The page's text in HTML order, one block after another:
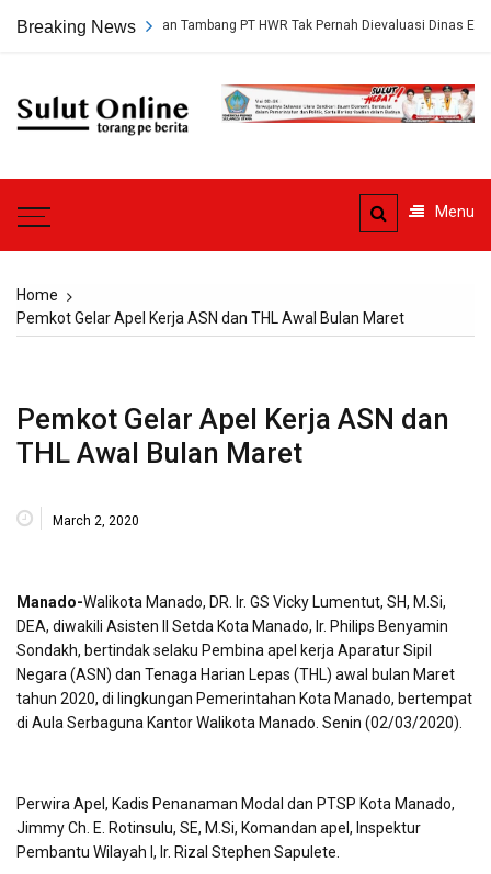
Breaking News
Persetujuan Tambang PT HWR Tak Pernah Dievaluasi Dinas ESDM
Sulut
Menu
Home
Pemkot Gelar Apel Kerja ASN dan THL Awal Bulan Maret
Pemkot Gelar Apel Kerja ASN dan
THL Awal Bulan Maret
March 2, 2020
Manado-Walikota Manado, DR. Ir. GS Vicky Lumentut, SH, M.Si,
DEA, diwakili Asisten II Setda Kota Manado, Ir. Philips Benyamin
Sondakh, bertindak selaku Pembina apel kerja Aparatur Sipil
Negara (ASN) dan Tenaga Harian Lepas (THL) awal bulan Maret
tahun 2020, di lingkungan Pemerintahan Kota Manado, bertempat
di Aula Serbaguna Kantor Walikota Manado. Senin (02/03/2020).
Perwira Apel, Kadis Penanaman Modal dan PTSP Kota Manado,
Jimmy Ch. E. Rotinsulu, SE, M.Si, Komandan apel, Inspektur
Pembantu Wilayah I, Ir. Rizal Stephen Sapulete.